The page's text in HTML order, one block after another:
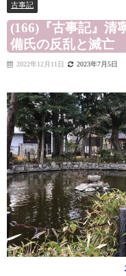
古事記
(166)『古事記』
備氏の反乱と滅亡
2022年12月11日 2023年7月5日